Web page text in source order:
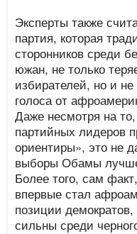
Эксперты также
партия, которая
сторонников среди
южан, не только
избирателей, но и
голоса от
Даже несмотря на
партийных лидеров
ориентиры», это не
выборы Обамы
Более того, сам
впервые стал
позиции
сильны среди